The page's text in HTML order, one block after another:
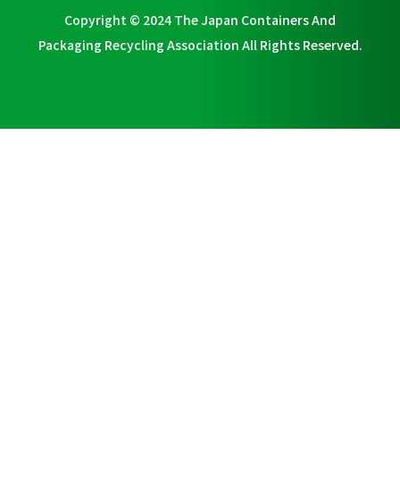
Copyright © 2024 The Japan Containers And
Packaging Recycling Association All Rights Reserved.